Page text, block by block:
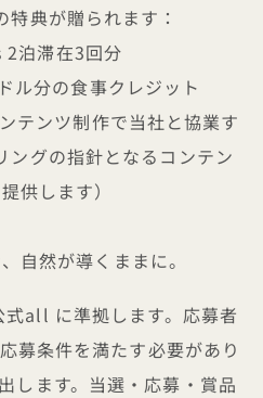
特典が贈られます：
泊滞在3回分
ル分の食事クレジット
テンツ制作で当社と協業す
ングの指針となるコンテン
供します）
自然が導くままに。
all に準拠します。応募者
募条件を満たす必要があり
します。当選・応募・賞品